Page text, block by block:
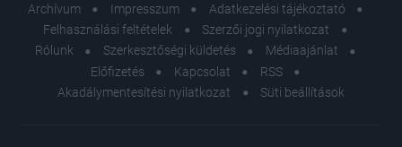
Archívum Impresszum
Adatkezelési tájékoztató
Felhasználási feltételek
Szerzői jogi nyilatkozat
Rólunk
Szerkesztőségi küldetés
Médiaajánlat
Előfizetés
Kapcsolat
RSS
Akadálymentesítési nyilatkozat
Süti beállítások